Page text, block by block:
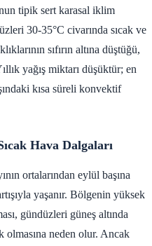
tipik sert karasal iklim
30-35°C civarında sıcak ve
sıfırın altına düştüğü,
yağış miktarı düşüktür; en
kısa süreli konvektif
Hava Dalgaları
ortalarından eylül başına
yaşanır. Bölgenin yüksek
gündüzleri güneş altında
olmasına neden olur. Ancak